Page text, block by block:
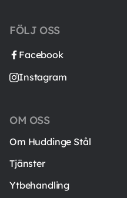
FÖLJ OSS
Facebook
Instagram
OM OSS
Om Huddinge Stål
Tjänster
Ytbehandling